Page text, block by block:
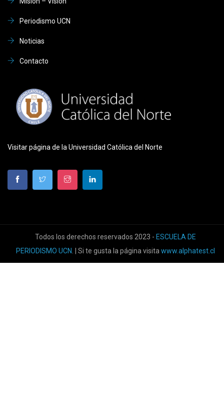
Periodismo UCN
Noticias
Contacto
Visitar página de la Universidad Católica del Norte
Todos los derechos reservados 2023 - ESCUELA DE
PERIODISMO UCN
. | Si te gusta la página visita www.alphatest.cl